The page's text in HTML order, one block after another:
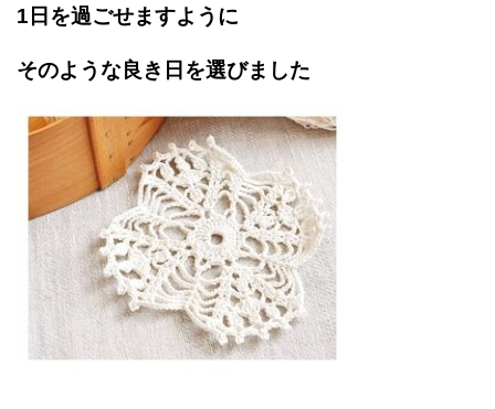
1日を過ごせますように
そのような良き日を選びました